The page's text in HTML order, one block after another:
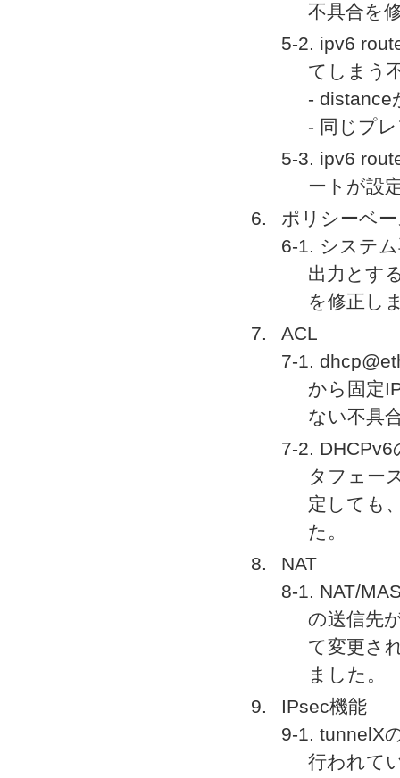
不具合を
5-2. ipv6
てしまう
- distance
- 同じプ
5-3. ipv6
ートが設
ポリシーベ
6-1. システ
出力とす
を修正し
ACL
7-1.
から固定
ない不具
7-2.
タフェー
定しても
た。
NAT
8-1. NAT/
の送信先
て変更さ
ました。
IPsec機能
9-1. tunnelX
行われて